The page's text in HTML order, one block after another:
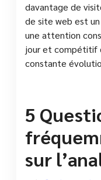
davantage de
de site web est
une attention
jour et compétitif
constante
5
sur